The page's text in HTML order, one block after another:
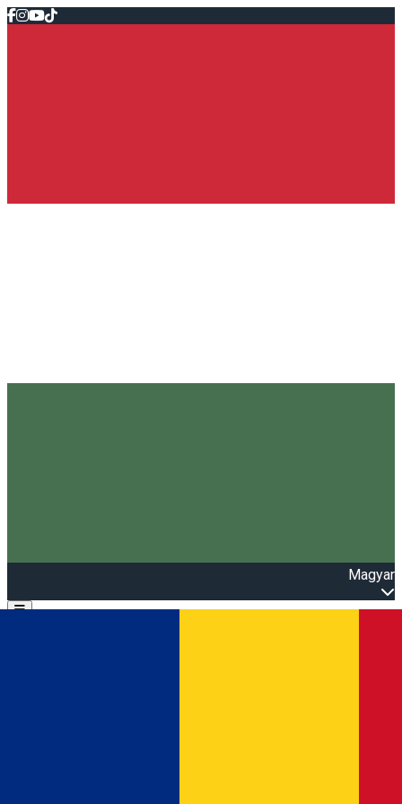
Magyar
Open main menu